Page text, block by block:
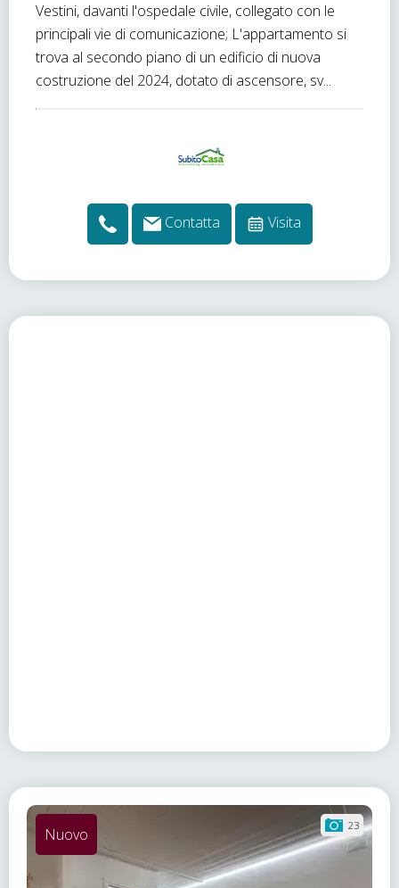
Vestini, davanti l'ospedale civile, collegato con le
principali vie di comunicazione; L'appartamento si
trova al secondo piano di un edificio di nuova
costruzione del 2024, dotato di ascensore, sv...
Contatta Visita
23
Nuovo